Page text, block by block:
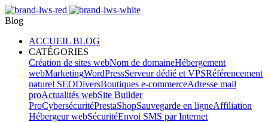
Blog
ACCUEIL BLOG
CATÉGORIES
Création de sites webNom de domaineHébergement
webMarketingWordPressServeur dédié et VPSRéférencement
naturel SEODiversBoutiques e-commerceAdresse mail
proActualités webSite Builder
ProCybersécuritéPrestaShopSauvegarde en ligneAffiliation
Hébergeur webSécuritéEnvoi SMS par Internet